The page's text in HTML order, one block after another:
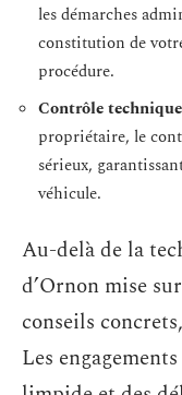
les démarches
constitution de
procédure.
Contrôle technique
propriétaire, le
sérieux,
véhicule.
Au-delà de la
d’Ornon mise
conseils
Les